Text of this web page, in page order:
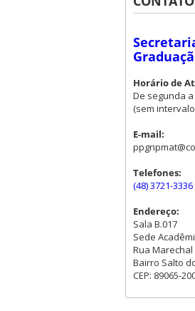
Horário de
De segunda
(sem
E-mail:
Telefones:
(48) 3721-3336
Endereço:
Sala B.017
Sede
Rua Marechal
Bairro Salto
CEP: 89065-